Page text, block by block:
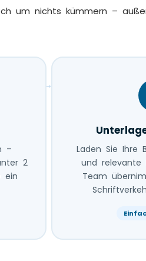
um nichts kümmern –
→
–
2
ein
Laden Sie Ihre
und relevante
Team